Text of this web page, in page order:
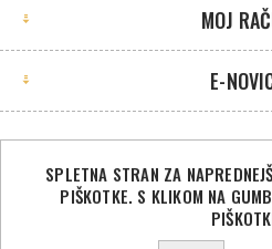
MOJ
E-
©2026 Sport Store.
SPLETNA STRAN ZA
PIŠKOTKE. S KLIKOM NA